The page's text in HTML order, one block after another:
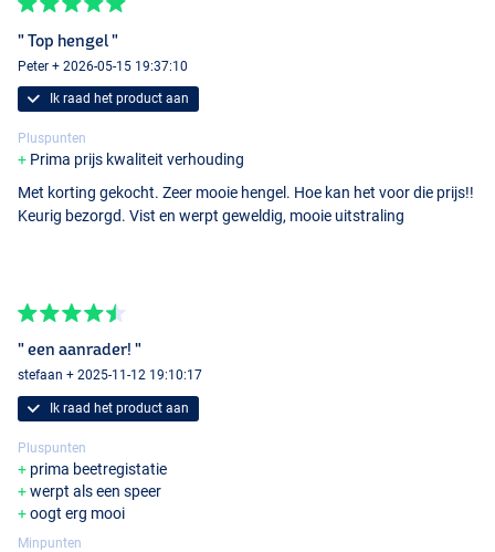
- Werpgewicht: 100-300g
- Testcurve: Extra Heavy
100-300g
" Top hengel "
Peter + 2026-05-15 19:37:10
Ik raad het product aan
Pluspunten
Prima prijs kwaliteit verhouding
Met korting gekocht. Zeer mooie hengel. Hoe kan het voor die prijs!!
Keurig bezorgd. Vist en werpt geweldig, mooie uitstraling
" een aanrader! "
stefaan + 2025-11-12 19:10:17
Ik raad het product aan
Pluspunten
prima beetregistatie
werpt als een speer
oogt erg mooi
Minpunten